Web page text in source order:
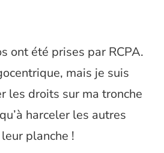
ont été prises par RCPA.
mais je suis
les droits sur ma tronche
harceler les autres
planche !